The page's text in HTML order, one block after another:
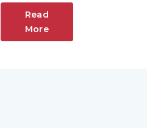
Read
More